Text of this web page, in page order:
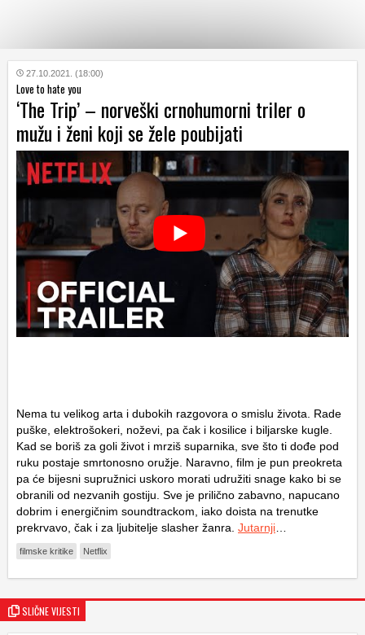
KATEGORIJE
HRVATSKI
WEB
27.10.2021. (18:00)
Love to hate you
‘The Trip’ – norveški crnohumorni triler o
mužu i ženi koji se žele poubijati
Nema tu velikog arta i dubokih razgovora o smislu života. Rade
puške, elektrošokeri, noževi, pa čak i kosilice i biljarske kugle.
Kad se boriš za goli život i mrziš suparnika, sve što ti dođe pod
ruku postaje smrtonosno oružje. Naravno, film je pun preokreta
pa će bijesni supružnici uskoro morati udružiti snage kako bi se
obranili od nezvanih gostiju. Sve je prilično zabavno, napucano
dobrim i energičnim soundtrackom, iako doista na trenutke
prekrvavo, čak i za ljubitelje slasher žanra. Jutarnji
filmske kritike Netflix
SLIČNE VIJESTI